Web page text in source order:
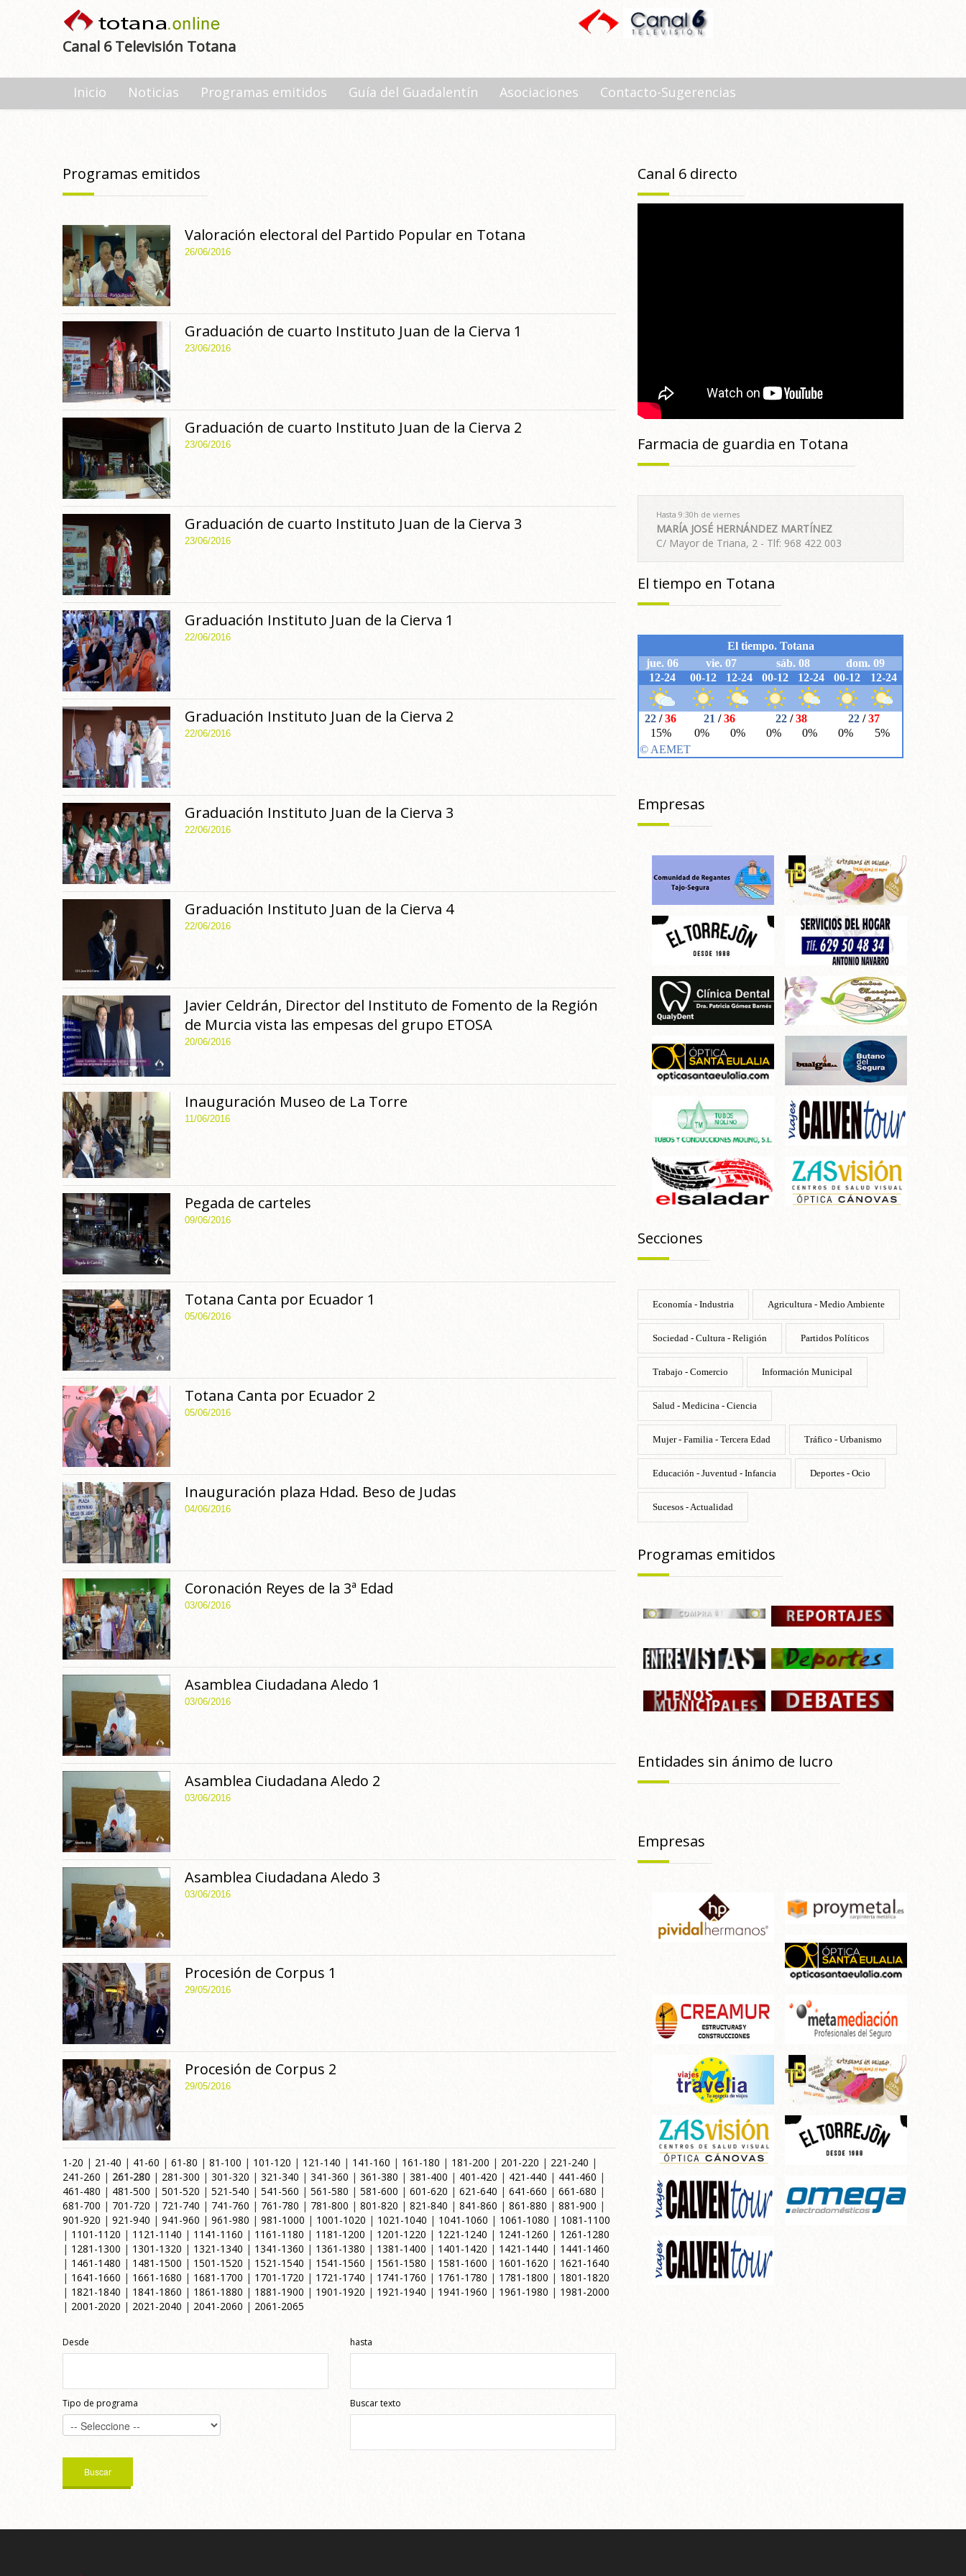
Canal 6 Televisión Totana
Inicio Noticias Programas emitidos Guía del Guadalentín Asociaciones Contacto-Sugerencias
Programas emitidos
Valoración electoral del Partido Popular en Totana
26/06/2016
Graduación de cuarto Instituto Juan de la Cierva 1
23/06/2016
Graduación de cuarto Instituto Juan de la Cierva 2
23/06/2016
Graduación de cuarto Instituto Juan de la Cierva 3
23/06/2016
Graduación Instituto Juan de la Cierva 1
22/06/2016
Graduación Instituto Juan de la Cierva 2
22/06/2016
Graduación Instituto Juan de la Cierva 3
22/06/2016
Graduación Instituto Juan de la Cierva 4
22/06/2016
Javier Celdrán, Director del Instituto de Fomento de la Región
de Murcia vista las empesas del grupo ETOSA
20/06/2016
Inauguración Museo de La Torre
11/06/2016
Pegada de carteles
09/06/2016
Totana Canta por Ecuador 1
05/06/2016
Totana Canta por Ecuador 2
05/06/2016
Inauguración plaza Hdad. Beso de Judas
04/06/2016
Coronación Reyes de la 3ª Edad
03/06/2016
Asamblea Ciudadana Aledo 1
03/06/2016
Asamblea Ciudadana Aledo 2
03/06/2016
Asamblea Ciudadana Aledo 3
03/06/2016
Procesión de Corpus 1
29/05/2016
Procesión de Corpus 2
29/05/2016
1-20 | 21-40 | 41-60 | 61-80 | 81-100 | 101-120 | 121-140 | 141-160 | 161-180 | 181-200 | 201-220 | 221-240 |
241-260 | 261-280 | 281-300 | 301-320 | 321-340 | 341-360 | 361-380 | 381-400 | 401-420 | 421-440 | 441-460 |
461-480 | 481-500 | 501-520 | 521-540 | 541-560 | 561-580 | 581-600 | 601-620 | 621-640 | 641-660 | 661-680 |
681-700 | 701-720 | 721-740 | 741-760 | 761-780 | 781-800 | 801-820 | 821-840 | 841-860 | 861-880 | 881-900 |
901-920 | 921-940 | 941-960 | 961-980 | 981-1000 | 1001-1020 | 1021-1040 | 1041-1060 | 1061-1080 | 1081-1100
| 1101-1120 | 1121-1140 | 1141-1160 | 1161-1180 | 1181-1200 | 1201-1220 | 1221-1240 | 1241-1260 | 1261-1280
| 1281-1300 | 1301-1320 | 1321-1340 | 1341-1360 | 1361-1380 | 1381-1400 | 1401-1420 | 1421-1440 | 1441-1460
| 1461-1480 | 1481-1500 | 1501-1520 | 1521-1540 | 1541-1560 | 1561-1580 | 1581-1600 | 1601-1620 | 1621-1640
| 1641-1660 | 1661-1680 | 1681-1700 | 1701-1720 | 1721-1740 | 1741-1760 | 1761-1780 | 1781-1800 | 1801-1820
| 1821-1840 | 1841-1860 | 1861-1880 | 1881-1900 | 1901-1920 | 1921-1940 | 1941-1960 | 1961-1980 | 1981-2000
| 2001-2020 | 2021-2040 | 2041-2060 | 2061-2065
Desde
Tipo de programa
hasta
Buscar texto
Canal 6 directo
Farmacia de guardia en Totana
Hasta 9:30h de viernes
MARÍA JOSÉ HERNÁNDEZ MARTÍNEZ
C/ Mayor de Triana, 2 - Tlf: 968 422 003
El tiempo en Totana
Empresas
Secciones
Economía - Industria Agricultura - Medio Ambiente
Sociedad - Cultura - Religión Partidos Políticos
Trabajo - Comercio Información Municipal
Salud - Medicina - Ciencia
Mujer - Familia - Tercera Edad Tráfico - Urbanismo
Educación - Juventud - Infancia Deportes - Ocio
Sucesos - Actualidad
Programas emitidos
Entidades sin ánimo de lucro
Empresas